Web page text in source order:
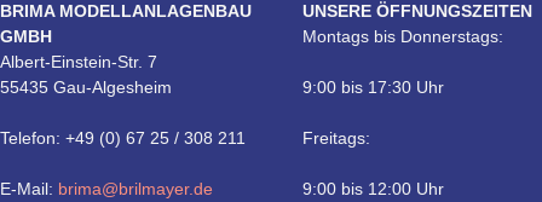
BRIMA MODELLANLAGENBAU
GMBH
Albert-Einstein-Str. 7
55435 Gau-Algesheim
Telefon: +49 (0) 67 25 / 308 211
E-Mail: brima@brilmayer.de
UNSERE ÖFFNUNGSZEITEN
Montags bis Donnerstags:
9:00 bis 17:30 Uhr
Freitags:
9:00 bis 12:00 Uhr